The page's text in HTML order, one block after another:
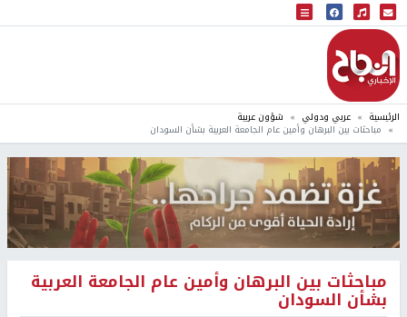
البث المباشر
إذاعة النجاح
الرئيسية عربي ودولي شؤون عربية
مباحثات بين البرهان وأمين عام الجامعة العربية بشأن السودان
مباحثات بين البرهان وأمين عام الجامعة العربية
بشأن السودان